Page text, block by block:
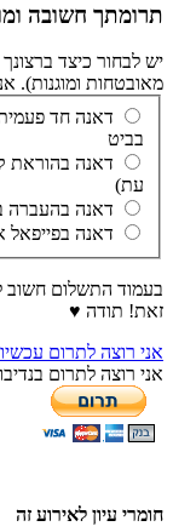
תרומתך חשובה
יש לבחור כיצד
מאובטחות ומוגנות).
דאנה חד
בביט
דאנה בהוראת
עת)
דאנה בהעברה
דאנה בפייפאל
בעמוד התשלום חשוב
זאת! תודה ♥
אני רוצה לתרום
אני רוצה לתרום
חומרי עיון לאירוע זה